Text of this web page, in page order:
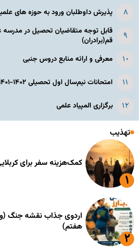
پذیرش داوطلبان ورود به حوزه های علمیه ١۴٠۵-
قابل توجه متقاضیان تحصیل در
قم(برادران)
معرفی و ارائه منابع دروس جنبی
امتحانات نیم‌سال اول تحصیلی ۱۴۰۲-۱۴۰۱
برگزاری المپیاد علمی
تهذیب
کمک‌هزینه سفر برای
اردوی جذاب نقشه جنگ
هفتم)